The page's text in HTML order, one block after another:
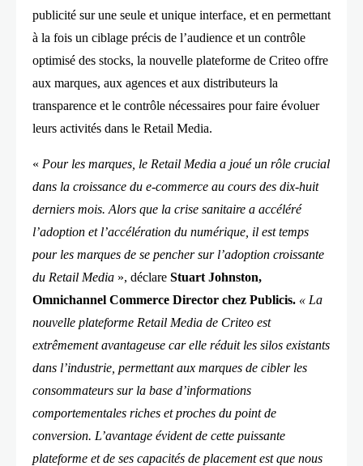
publicité sur une seule et unique interface, et en permettant
à la fois un ciblage précis de l’audience et un contrôle
optimisé des stocks, la nouvelle plateforme de Criteo offre
aux marques, aux agences et aux distributeurs la
transparence et le contrôle nécessaires pour faire évoluer
leurs activités dans le Retail Media.
« Pour les marques, le Retail Media a joué un rôle crucial
dans la croissance du e-commerce au cours des dix-huit
derniers mois. Alors que la crise sanitaire a accéléré
l’adoption et l’accélération du numérique, il est temps
pour les marques de se pencher sur l’adoption croissante
du Retail Media », déclare Stuart Johnston,
Omnichannel Commerce Director chez Publicis. « La
nouvelle plateforme Retail Media de Criteo est
extrêmement avantageuse car elle réduit les silos existants
dans l’industrie, permettant aux marques de cibler les
consommateurs sur la base d’informations
comportementales riches et proches du point de
conversion. L’avantage évident de cette puissante
plateforme et de ses capacités de placement est que nous